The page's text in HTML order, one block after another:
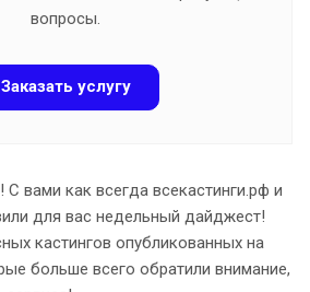
вопросы.
Заказать услугу
вами как всегда всекастинги.рф и
для вас недельный дайджест!
кастингов опубликованных на
больше всего обратили внимание,